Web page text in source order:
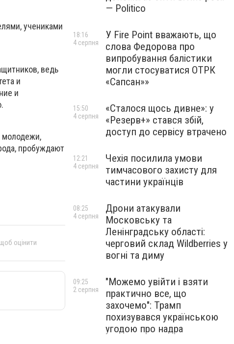
учениками
ведь
и
и
молодежи,
пробуждают
оцінити
— Politico
У Fire Point вважають, що
слова Федорова про
випробування балістики
могли стосуватися ОТРК
«Сапсан»»
18:16
4 серпня
«Сталося щось дивне»: у
«Резерв+» стався збій,
доступ до сервісу втрачено
15:50
4 серпня
Чехія посилила умови
тимчасового захисту для
частини українців
12:21
4 серпня
Дрони атакували
Московську та
Ленінградську області:
черговий склад Wildberries у
вогні та диму
08:25
4 серпня
"Можемо увійти і взяти
практично все, що
захочемо": Трамп
похизувався українською
угодою про надра
09:25
2 серпня